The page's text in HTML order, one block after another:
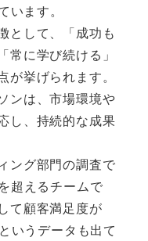
ます。
として、「成功も
常に学び続ける」
が挙げられます。
ンは、市場環境や
し、持続的な成果
ング部門の調査で
超えるチームで
て顧客満足度が
いうデータも出て